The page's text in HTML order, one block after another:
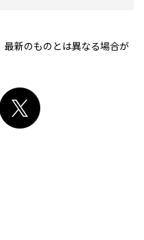
新のものとは異なる場合が